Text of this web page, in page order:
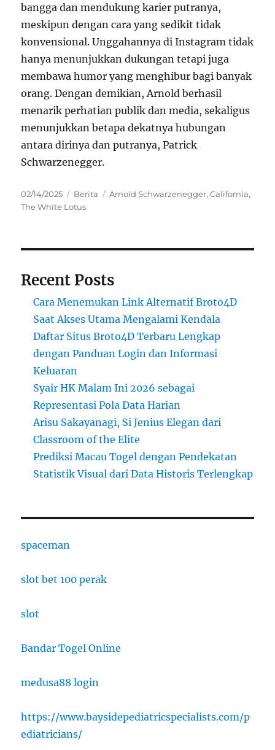
bangga dan mendukung karier putranya,
meskipun dengan cara yang sedikit tidak
konvensional. Unggahannya di Instagram tidak
hanya menunjukkan dukungan tetapi juga
membawa humor yang menghibur bagi banyak
orang. Dengan demikian, Arnold berhasil
menarik perhatian publik dan media, sekaligus
menunjukkan betapa dekatnya hubungan
antara dirinya dan putranya, Patrick
Schwarzenegger.
Posted
on
02/14/2025 Categories
Berita Tags
Arnold Schwarzenegger,California,
The White Lotus
Recent Posts
Cara Menemukan Link Alternatif Broto4D
Saat Akses Utama Mengalami Kendala
Daftar Situs Broto4D Terbaru Lengkap
dengan Panduan Login dan Informasi
Keluaran
Syair HK Malam Ini 2026 sebagai
Representasi Pola Data Harian
Arisu Sakayanagi, Si Jenius Elegan dari
Classroom of the Elite
Prediksi Macau Togel dengan Pendekatan
Statistik Visual dari Data Historis Terlengkap
spaceman
slot bet 100 perak
slot
Bandar Togel Online
medusa88 login
https://www.baysidepediatricspecialists.com/p
ediatricians/